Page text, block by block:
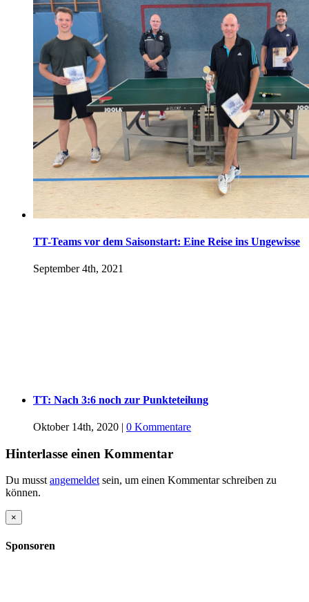
TT-Teams vor dem Saisonstart: Eine Reise ins Ungewisse
September 4th, 2021
TT: Nach 3:6 noch zur Punkteteilung
Oktober 14th, 2020 | 0 Kommentare
Hinterlasse einen Kommentar
Du musstangemeldetsein, um einen Kommentar schreiben zu
können.
Close
product
view
×
Sponsoren